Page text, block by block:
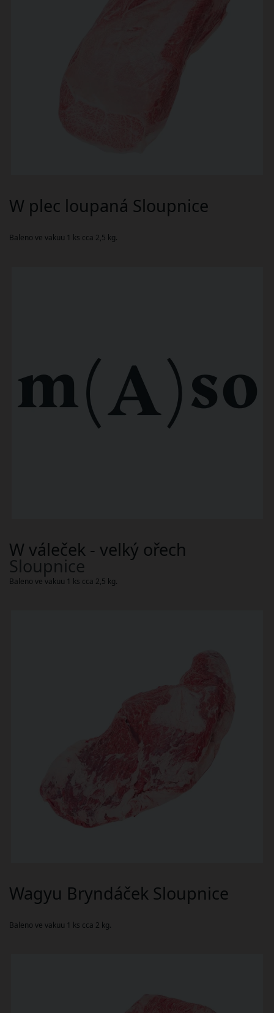
Baleno ve vakuu 1 ks cca 2,5 kg.
W plec loupaná Sloupnice
Baleno ve vakuu 1 ks cca 2,5 kg.
W váleček - velký ořech
Sloupnice
Baleno ve vakuu 1 ks cca 2 kg.
Wagyu Bryndáček Sloupnice